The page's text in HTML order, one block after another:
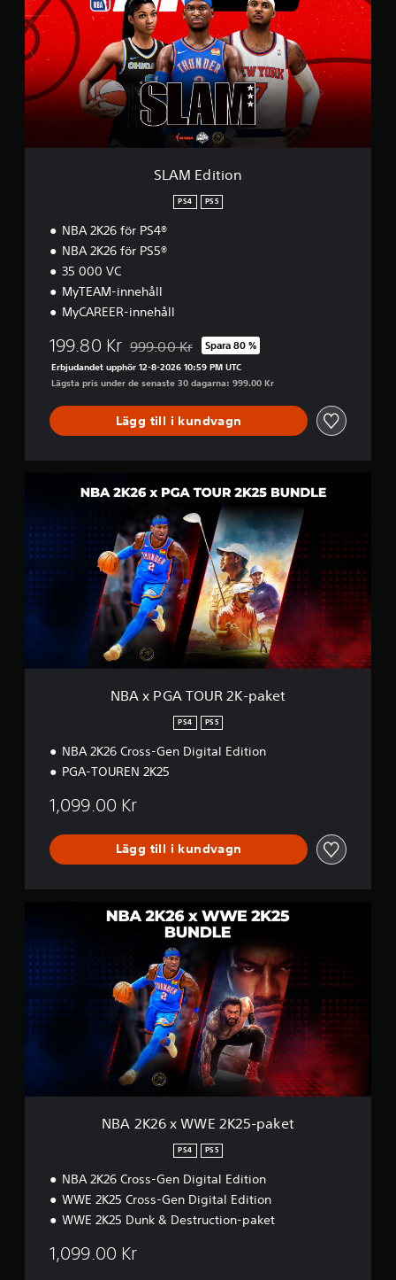
M
E
d
i
t
i
o
SLAM Edition
PS4 PS5
NBA 2K26 för PS4®
NBA 2K26 för PS5®
35 000 VC
MyTEAM-innehåll
MyCAREER-innehåll
199.80 Kr Nedsatt från ursprungspriset på 999.00 Kr
999.00 Kr Spara 80 %
Erbjudandet upphör 12-8-2026 10:59 PM UTC
Lägsta pris under de senaste 30 dagarna: 999.00 Kr
Lägg till i kundvagn
x
P
G
A
T
O
U
K
NBA x PGA TOUR 2K-paket
PS4 PS5
NBA 2K26 Cross-Gen Digital Edition
PGA-TOUREN 2K25
1,099.00 Kr
Lägg till i kundvagn
2
K
2
6
x
W
W
K
NBA 2K26 x WWE 2K25-paket
PS4 PS5
NBA 2K26 Cross-Gen Digital Edition
WWE 2K25 Cross-Gen Digital Edition
WWE 2K25 Dunk & Destruction-paket
1,099.00 Kr